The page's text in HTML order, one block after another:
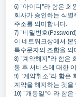
6) "아이디"라 함은 회
회사가 승인하는 식
주소를 의미합니다.
7) "비밀번호
이 네트워크상에서
특수문자의 조합을 의
8) "계약해지"라 함은
통 후 서비스에 대한
9) “계약취소"라 함은
계약을 해지하는 것을
10) "개통일"이라 함